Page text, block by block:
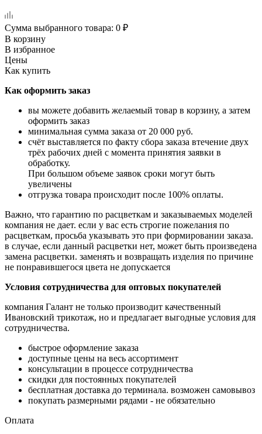
Сумма выбранного товара: 0 ₽
В корзину
В избранное
Цены
Как купить
Как оформить заказ
вы можете добавить желаемый товар в корзину, а затем
оформить заказ
минимальная сумма заказа от 20 000 руб.
счёт выставляется по факту сбора заказа втечение двух
трёх рабочих дней с момента принятия заявки в
обработку.
При большом объеме заявок сроки могут быть
увеличены
отгрузка товара происходит после 100% оплаты.
Важно, что гарантию по расцветкам и заказываемых моделей
компания не дает. если у вас есть строгие пожелания по
расцветкам, просьба указывать это при формировании заказа.
в случае, если данный расцветки нет, может быть произведена
замена расцветки. заменять и возвращать изделия по причине
не понравившегося цвета не допускается
Условия сотрудничества для оптовых покупателей
компания Галант не только производит качественный
Ивановский трикотаж, но и предлагает выгодные условия для
сотрудничества.
быстрое оформление заказа
доступные цены на весь ассортимент
консультации в процессе сотрудничества
скидки для постоянных покупателей
бесплатная доставка до терминала. возможен самовывоз
покупать размерными рядами - не обязательно
Оплата